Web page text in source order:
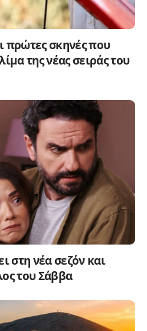
πρώτες σκηνές που
της νέας σειράς του
στη νέα σεζόν και
του Σάββα